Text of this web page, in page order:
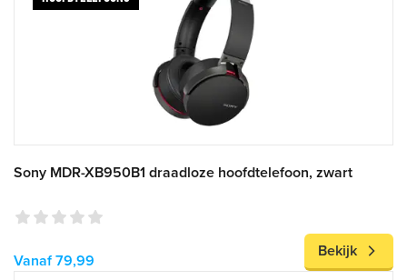
Sony MDR-XB950B1 draadloze hoofdtelefoon, zwart
Vanaf 79,99
Bekijk